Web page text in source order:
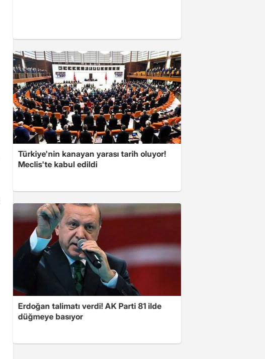
Türkiye'nin kanayan yarası tarih oluyor!
Meclis'te kabul edildi
Erdoğan talimatı verdi! AK Parti 81 ilde
düğmeye basıyor